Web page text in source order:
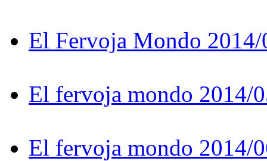
El Fervoja Mondo 2014/
El fervoja mondo 2014/
El fervoja mondo 2014/